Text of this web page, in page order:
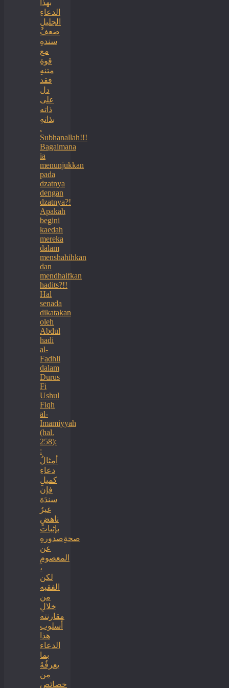
بهذا
الدعاءِ
الجليلِ
ضعفُ
سندهِ
مع
قوةِ
متنهِ
فقد
دل
على
ذاته
بذاتهِ
.
Subhanallah!!!
Bagaimana
ia
menunjukkan
pada
dzatnya
dengan
dzatnya?!
Apakah
begini
kaedah
mereka
dalam
menshahihkan
dan
mendhaifkan
hadits?!!
Hal
senada
dikatakan
oleh
Abdul
hadi
al-
Fadhli
dalam
Durus
Fi
Ushul
Fiqh
al-
Imamiyyah
(hal.
258):
:
أمثالُ
دعاءِ
كميلِ
فإن
سندَهَ
غيرُ
ناهضٍ
بإثبات
صحةِصدورهِ
عن
المعصومِ
،
لكن
الفقيه
من
خلالِ
مقارنته
أسلوب
هذا
الدعاء
بما
يعرفُهُ
من
خصائص